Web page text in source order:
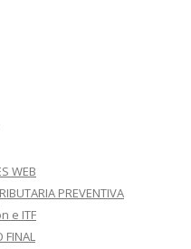
WEB
PREVENTIVA
e ITF
FINAL